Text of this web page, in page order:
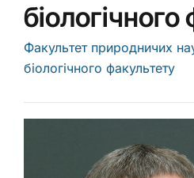
Факультет природничих
біологічного факультету